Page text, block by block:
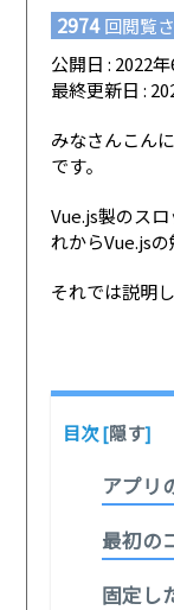
2974回閲覧
公開日 : 2022
最終更新日 :
みなさんこん
です。
Vue.js製のス
れからVue.jsの
それでは説明し
目次[隠す]
アプリ
最初の
固定し